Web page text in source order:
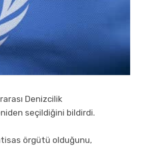
Denizcilik
seçildiğini bildirdi.
örgütü olduğunu,